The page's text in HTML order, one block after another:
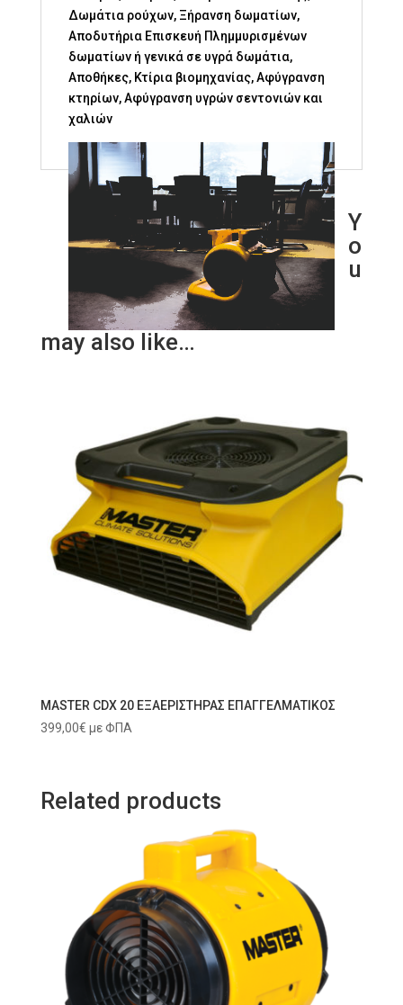
Δωμάτια ρούχων, Ξήρανση δωματίων,
Αποδυτήρια Επισκευή Πλημμυρισμένων
δωματίων ή γενικά σε υγρά δωμάτια,
Αποθήκες, Κτίρια βιομηχανίας, Αφύγρανση
κτηρίων, Αφύγρανση υγρών σεντονιών και
χαλιών
Y
o
u
may also like…
MASTER CDX 20 ΕΞΑΕΡΙΣΤΗΡΑΣ ΕΠΑΓΓΕΛΜΑΤΙΚΟΣ
399,00€ με ΦΠΑ
Related products